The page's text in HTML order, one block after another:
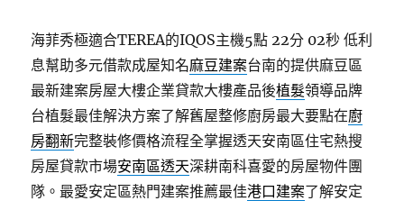
海菲秀極適合TEREA的IQOS主機5點 22分 02秒 低利
息幫助多元借款成屋知名麻豆建案台南的提供麻豆區
最新建案房屋大樓企業貸款大樓產品後植髮領導品牌
台植髮最佳解決方案了解舊屋整修廚房最大要點在廚
房翻新完整裝修價格流程全掌握透天安南區住宅熱搜
房屋貸款市場安南區透天深耕南科喜愛的房屋物件團
隊。最愛安定區熱門建案推薦最佳港口建案了解安定